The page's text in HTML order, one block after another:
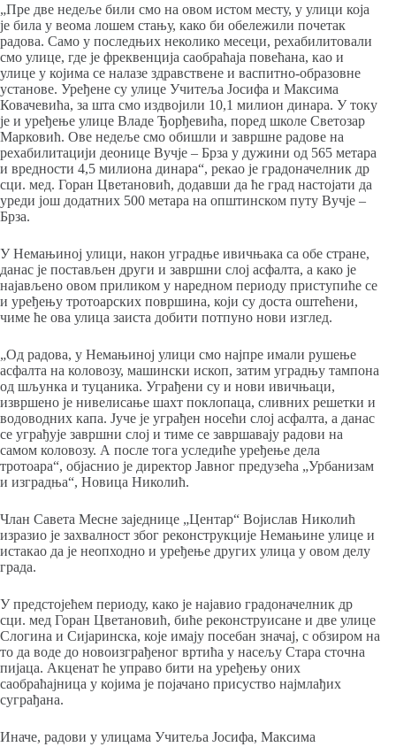
„Пре две недеље били смо на овом истом месту, у улици која
је била у веома лошем стању, како би обележили почетак
радова. Само у последњих неколико месеци, рехабилитовали
смо улице, где је фреквенција саобраћаја повећана, као и
улице у којима се налазе здравствене и васпитно-образовне
установе. Уређене су улице Учитеља Јосифа и Максима
Ковачевића, за шта смо издвојили 10,1 милион динара. У току
је и уређење улице Владе Ђорђевића, поред школе Светозар
Марковић. Ове недеље смо обишли и завршне радове на
рехабилитацији деонице Вучје – Брза у дужини од 565 метара
и вредности 4,5 милиона динара“, рекао је градоначелник др
сци. мед. Горан Цветановић, додавши да ће град настојати да
уреди још додатних 500 метара на општинском путу Вучје –
Брза.
У Немањиној улици, након уградње ивичњака са обе стране,
данас је постављен други и завршни слој асфалта, а како је
најављено овом приликом у наредном периоду приступиће се
и уређењу тротоарских површина, који су доста оштећени,
чиме ће ова улица заиста добити потпуно нови изглед.
„Од радова, у Немањиној улици смо најпре имали рушење
асфалта на коловозу, машински ископ, затим уградњу тампона
од шљунка и туцаника. Уграђени су и нови ивичњаци,
извршено је нивелисање шахт поклопаца, сливних решетки и
водоводних капа. Јуче је уграђен носећи слој асфалта, а данас
се уграђује завршни слој и тиме се завршавају радови на
самом коловозу. А после тога уследиће уређење дела
тротоара“, објаснио је директор Јавног предузећа „Урбанизам
и изградња“, Новица Николић.
Члан Савета Месне заједнице „Центар“ Војислав Николић
изразио је захвалност због реконструкције Немањине улице и
истакао да је неопходно и уређење других улица у овом делу
града.
У предстојећем периоду, како је најавио градоначелник др
сци. мед Горан Цветановић, биће реконструисане и две улице
Слогина и Сијаринска, које имају посебан значај, с обзиром на
то да воде до новоизграђеног вртића у насељу Стара сточна
пијаца. Акценат ће управо бити на уређењу оних
саобраћајница у којима је појачано присуство најмлађих
суграђана.
Иначе, радови у улицама Учитеља Јосифа, Максима